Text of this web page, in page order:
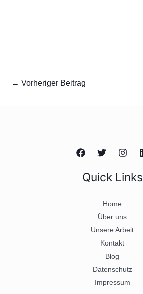
← Vorheriger Beitrag
Quick Links
Home
Über uns
Unsere Arbeit
Kontakt
Blog
Datenschutz
Impressum